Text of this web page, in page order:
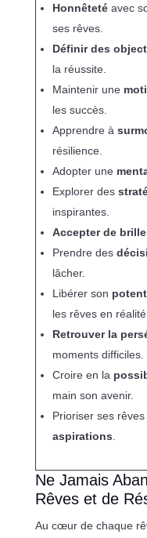
Honnêtetéavec
ses rêves.
Définir des
la réussite.
Maintenir une
les succès.
Apprendre à
résilience.
Adopter une
Explorer des
inspirantes.
Accepter de
Prendre des
lâcher.
Libérer son
les rêves en réalité.
Retrouver la
moments difficiles.
Croire en la
main son avenir.
Prioriser ses
aspirations
Ne Jamais
Rêves et de
Au cœur de chaque